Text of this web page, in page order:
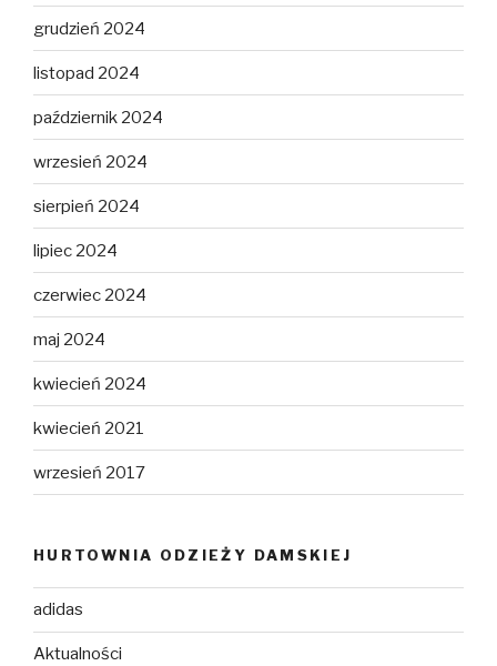
grudzień 2024
listopad 2024
październik 2024
wrzesień 2024
sierpień 2024
lipiec 2024
czerwiec 2024
maj 2024
kwiecień 2024
kwiecień 2021
wrzesień 2017
HURTOWNIA ODZIEŻY DAMSKIEJ
adidas
Aktualności